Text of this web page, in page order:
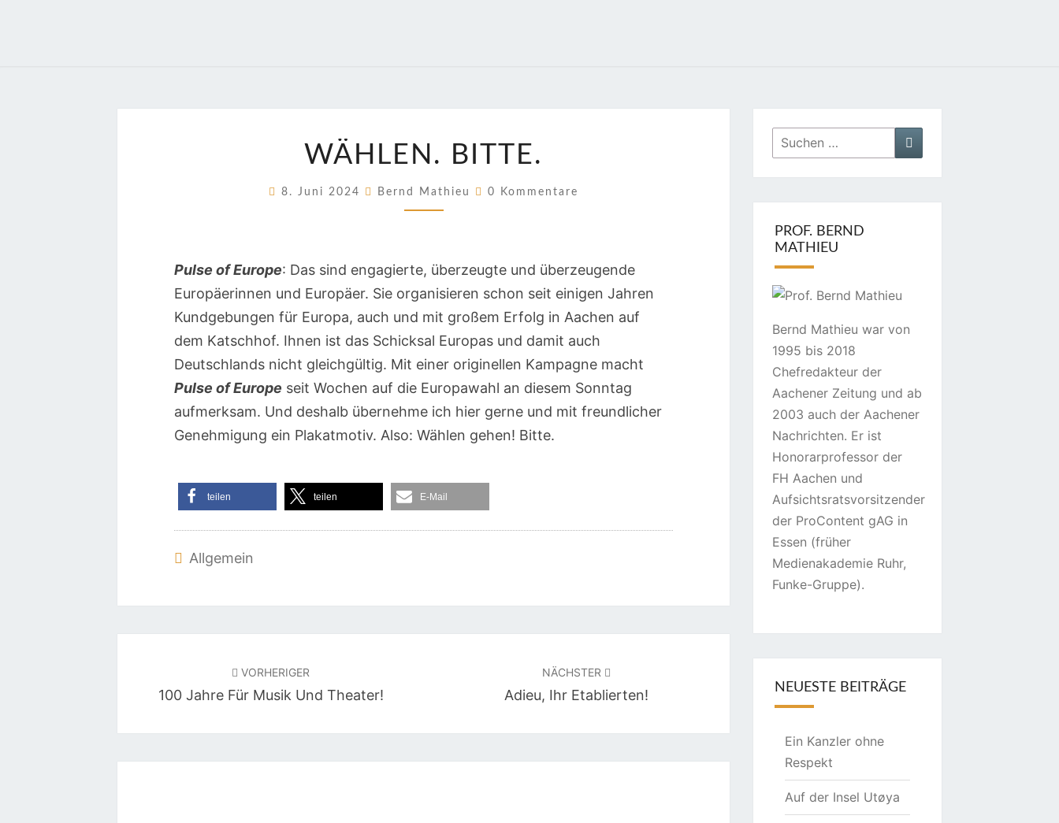
BITTE.
WÄHLEN. BITTE.
8. Juni 2024 Bernd Mathieu Kommentare
0 Kommentare
Pulse of Europe: Das sind engagierte, überzeugte und überzeugende
Europäerinnen und Europäer. Sie organisieren schon seit einigen Jahren
Kundgebungen für Europa, auch und mit großem Erfolg in Aachen auf
dem Katschhof. Ihnen ist das Schicksal Europas und damit auch
Deutschlands nicht gleichgültig. Mit einer originellen Kampagne macht
Pulse of Europe seit Wochen auf die Europawahl an diesem Sonntag
aufmerksam. Und deshalb übernehme ich hier gerne und mit freundlicher
Genehmigung ein Plakatmotiv. Also: Wählen gehen! Bitte.
teilen teilen E-Mail
Allgemein
VORHERIGER
100 Jahre Für Musik Und Theater!
NÄCHSTER
Adieu, Ihr Etablierten!
Suchen
nach:
PROF. BERND
MATHIEU
Bernd Mathieu war von
1995 bis 2018
Chefredakteur der
Aachener Zeitung und ab
2003 auch der Aachener
Nachrichten. Er ist
Honorarprofessor der
FH Aachen und
Aufsichtsratsvorsitzender
der ProContent gAG in
Essen (früher
Medienakademie Ruhr,
Funke-Gruppe).
NEUESTE BEITRÄGE
Ein Kanzler ohne
Respekt
Auf der Insel Utøya